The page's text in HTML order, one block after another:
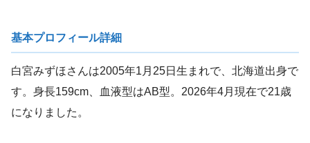
基本プロフィール詳細
白宮みずほさんは2005年1月25日生まれで、北海道出身で
す。身長159cm、血液型はAB型。2026年4月現在で21歳
になりました。